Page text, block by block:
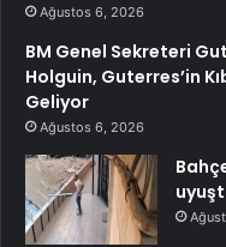
Ağustos 6, 2026
BM Genel Sekreteri
Holguin, Guterres’in
Geliyor
Ağustos 6, 2026